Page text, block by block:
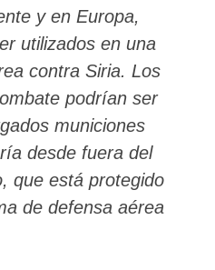
y en Europa,
utilizados en una
contra Siria. Los
podrían ser
municiones
desde fuera del
que está protegido
de defensa aérea